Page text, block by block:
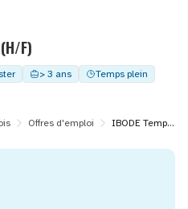
F)
> 3 ans
Temps plein
Offres d'emploi IBODE Temps plein en 10h (H/F)